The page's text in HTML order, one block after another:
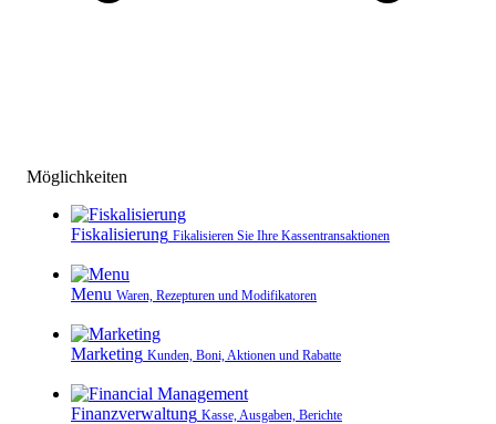
Möglichkeiten
Fiskalisierung Fikalisieren Sie Ihre Kassen­transaktionen
Menu Waren, Rezepturen und Modifikatoren
Marketing Kunden, Boni, Aktionen und Rabatte
Finanzverwaltung Kasse, Ausgaben, Berichte